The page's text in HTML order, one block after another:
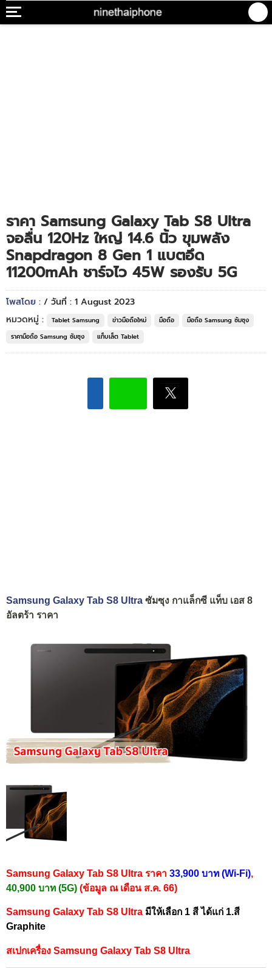
ราคา Samsung Galaxy Tab S8 Ultra
จอลื่น 120Hz ใหญ่ 14.6 นิ้ว ขุมพลัง
Snapdragon 8 Gen 1 แบตอึด
11200mAh ชาร์จไว 45W รองรับ 5G
โพสโดย : / วันที่ : 1 August 2023
หมวดหมู่ :
Tablet Samsung ข่าวมือถือใหม่ มือถือ
มือถือ Samsung ซัมซุง
ราคามือถือ Samsung ซัมซุง
แท็บเล็ต Tablet
Samsung Galaxy Tab S8 Ultra ซัมซุง กาแล็กซี แท็บ เอส 8
อัลตร้า ราคา
Samsung Galaxy Tab S8 Ultra ราคา 33,900 บาท (Wi-Fi),
40,900 บาท (5G) (ข้อมูล ณ เดือน ส.ค. 66)
Samsung Galaxy Tab S8 Ultra มีให้เลือก 1 สี ได้แก่ 1.สี
Graphite
สเปกเครื่อง Samsung Galaxy Tab S8 Ultra